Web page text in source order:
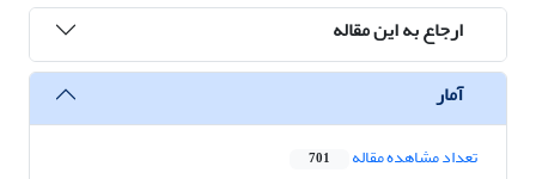
ارجاع به این مقاله
آمار
تعداد مشاهده مقاله 701